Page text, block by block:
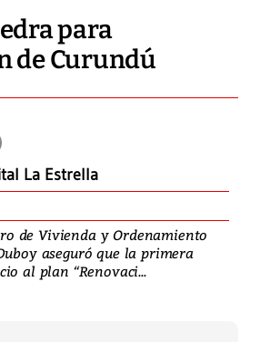
para
de Curundú
La Estrella
de Vivienda y Ordenamiento
aseguró que la primera
al plan “Renovaci...